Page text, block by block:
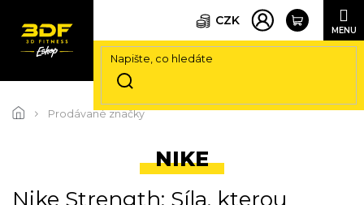
na
CZK
Prodávané značky
NIKE
Nike Strength: Síla, kterou